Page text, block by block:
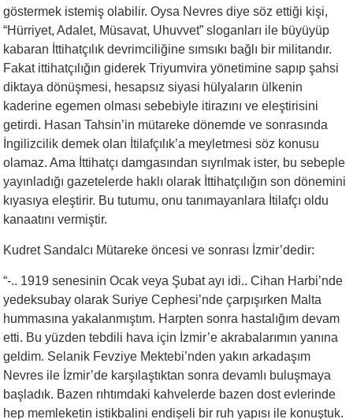
göstermek istemiş olabilir. Oysa Nevres diye söz ettiği kişi,
“Hürriyet, Adalet, Müsavat, Uhuvvet” sloganları ile büyüyüp
kabaran İttihatçılık devrimciliğine sımsıkı bağlı bir militandır.
Fakat ittihatçılığın giderek Triyumvira yönetimine sapıp şahsi
diktaya dönüşmesi, hesapsız siyasi hülyaların ülkenin
kaderine egemen olması sebebiyle itirazını ve eleştirisini
getirdi. Hasan Tahsin’in mütareke dönemde ve sonrasında
İngilizcilik demek olan İtilafçılık’a meyletmesi söz konusu
olamaz. Ama İttihatçı damgasından sıyrılmak ister, bu sebeple
yayınladığı gazetelerde haklı olarak İttihatçılığın son dönemini
kıyasıya eleştirir. Bu tutumu, onu tanımayanlara İtilafçı oldu
kanaatını vermiştir.
Kudret Sandalcı Mütareke öncesi ve sonrası İzmir’dedir:
“-.. 1919 senesinin Ocak veya Şubat ayı idi.. Cihan Harbi’nde
yedeksubay olarak Suriye Cephesi’nde çarpışırken Malta
hummasına yakalanmıştım. Harpten sonra hastalığım devam
etti. Bu yüzden tebdili hava için İzmir’e akrabalarımın yanına
geldim. Selanik Fevziye Mektebi’nden yakın arkadaşım
Nevres ile İzmir’de karşılaştıktan sonra devamlı buluşmaya
başladık. Bazen rıhtımdaki kahvelerde bazen dost evlerinde
hep memleketin istikbalini endişeli bir ruh yapısı ile konuştuk.